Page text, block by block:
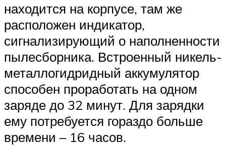
находится на корпусе, там же
расположен индикатор,
сигнализирующий о наполненности
пылесборника. Встроенный никель-
металлогидридный аккумулятор
способен проработать на одном
заряде до 32 минут. Для зарядки
ему потребуется гораздо больше
времени – 16 часов.